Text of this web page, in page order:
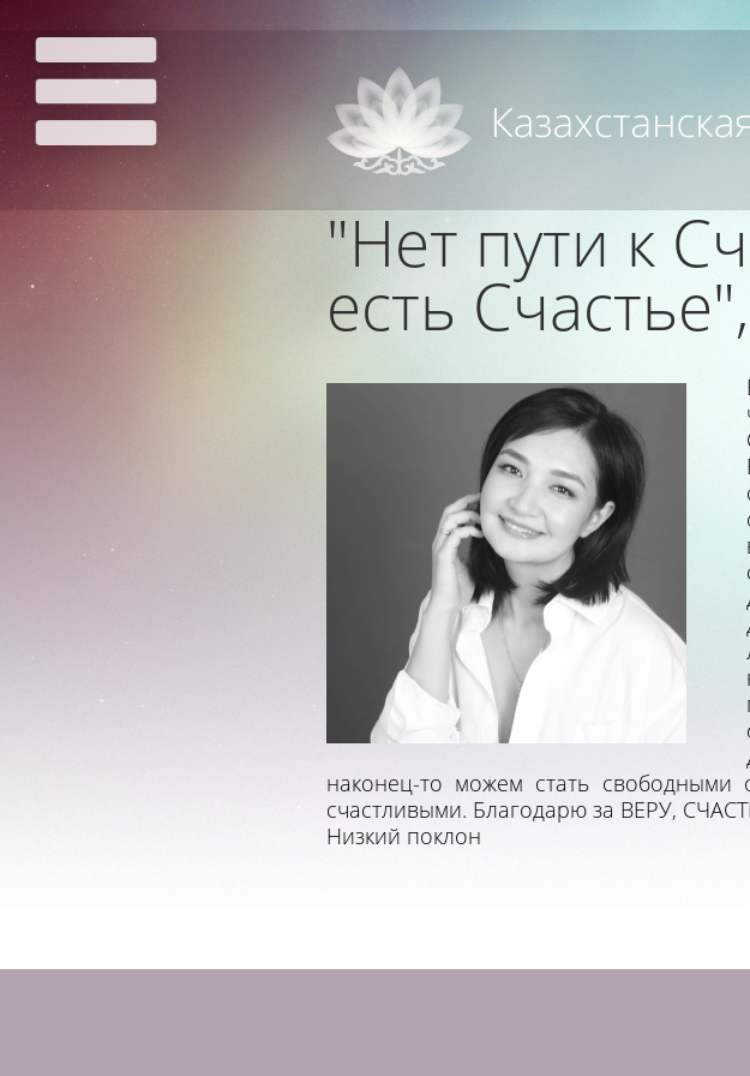
"Нет пути к
есть
наконец-то можем стать
счастливыми. Благодарю за ВЕРУ,
Низкий поклон